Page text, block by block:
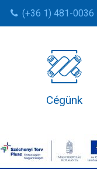
(+36 1) 481-0036
Cégünk